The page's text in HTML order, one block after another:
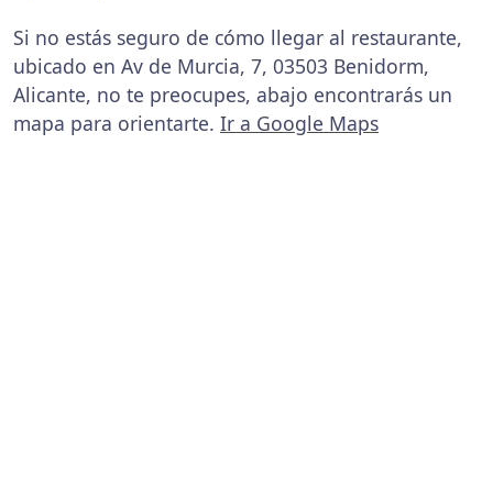
Si no estás seguro de cómo llegar al restaurante,
ubicado en Av de Murcia, 7, 03503 Benidorm,
Alicante, no te preocupes, abajo encontrarás un
mapa para orientarte. Ir a Google Maps